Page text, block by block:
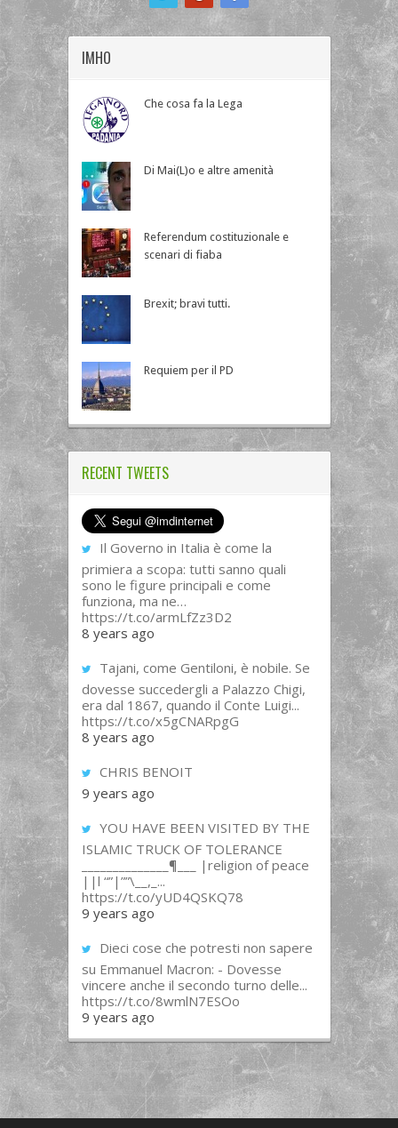
IMHO
Che cosa fa la Lega
Di Mai(L)o e altre amenità
Referendum costituzionale e
scenari di fiaba
Brexit; bravi tutti.
Requiem per il PD
RECENT TWEETS
Il Governo in Italia è come la
primiera a scopa: tutti sanno quali
sono le figure principali e come
funziona, ma ne…
https://t.co/armLfZz3D2
8 years ago
Tajani, come Gentiloni, è nobile. Se
dovesse succedergli a Palazzo Chigi,
era dal 1867, quando il Conte Luigi...
https://t.co/x5gCNARpgG
8 years ago
CHRIS BENOIT
9 years ago
YOU HAVE BEEN VISITED BY THE
ISLAMIC TRUCK OF TOLERANCE
______________¶___ |religion of peace
||l “”|””\__,_...
https://t.co/yUD4QSKQ78
9 years ago
Dieci cose che potresti non sapere
su Emmanuel Macron: - Dovesse
vincere anche il secondo turno delle...
https://t.co/8wmlN7ESOo
9 years ago